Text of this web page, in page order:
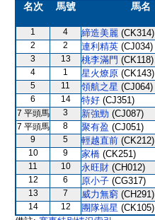
名次 馬號 馬名
1 4 締造美麗 (CK314)
2 2 連利精英 (CJ034)
3 13 桃李滿門 (CK118)
4 1 星火燎原 (CK143)
5 11 領航之星 (CJ064)
6 14 特好 (CJ351)
7 平頭馬 3 新強勁 (CJ087)
7 平頭馬 8 聚有盈 (CJ051)
9 5 輕越直前 (CK212)
10 9 家橋 (CK251)
11 10 永旺財 (CH012)
12 6 原小子 (CG317)
13 7 威力無窮 (CH291)
14 12 團隊福星 (CK105)